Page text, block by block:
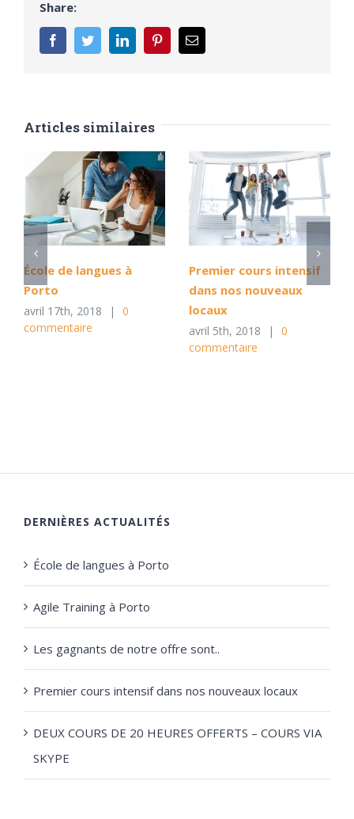
Share:
FacebookTwitterLinkedInPinterestEmail
Articles similaires
École de langues à
Porto
avril 17th, 2018 |
0
commentaire
Premier cours intensif
dans nos nouveaux
locaux
avril 5th, 2018 |
0
commentaire
DERNIÈRES ACTUALITÉS
École de langues à Porto
Agile Training à Porto
Les gagnants de notre offre sont..
Premier cours intensif dans nos nouveaux locaux
DEUX COURS DE 20 HEURES OFFERTS – COURS VIA
SKYPE